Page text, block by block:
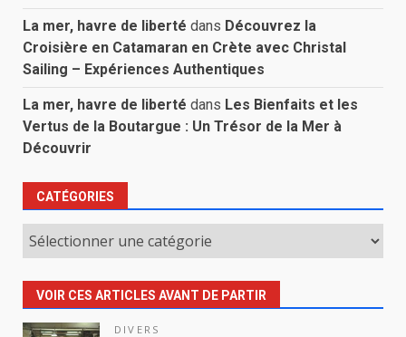
La mer, havre de liberté dans Découvrez la
Croisière en Catamaran en Crète avec Christal
Sailing – Expériences Authentiques
La mer, havre de liberté dans Les Bienfaits et les
Vertus de la Boutargue : Un Trésor de la Mer à
Découvrir
CATÉGORIES
Catégories
VOIR CES ARTICLES AVANT DE PARTIR
DIVERS